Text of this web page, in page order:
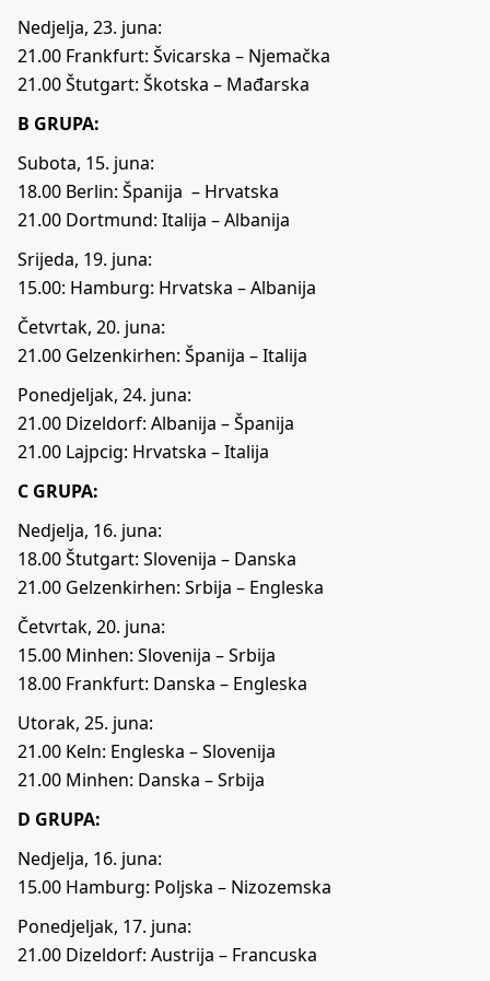
Nedjelja, 23. juna:
21.00 Frankfurt: Švicarska – Njemačka
21.00 Štutgart: Škotska – Mađarska
B GRUPA:
Subota, 15. juna:
18.00 Berlin: Španija – Hrvatska
21.00 Dortmund: Italija – Albanija
Srijeda, 19. juna:
15.00: Hamburg: Hrvatska – Albanija
Četvrtak, 20. juna:
21.00 Gelzenkirhen: Španija – Italija
Ponedjeljak, 24. juna:
21.00 Dizeldorf: Albanija – Španija
21.00 Lajpcig: Hrvatska – Italija
C GRUPA:
Nedjelja, 16. juna:
18.00 Štutgart: Slovenija – Danska
21.00 Gelzenkirhen: Srbija – Engleska
Četvrtak, 20. juna:
15.00 Minhen: Slovenija – Srbija
18.00 Frankfurt: Danska – Engleska
Utorak, 25. juna:
21.00 Keln: Engleska – Slovenija
21.00 Minhen: Danska – Srbija
D GRUPA:
Nedjelja, 16. juna:
15.00 Hamburg: Poljska – Nizozemska
Ponedjeljak, 17. juna:
21.00 Dizeldorf: Austrija – Francuska